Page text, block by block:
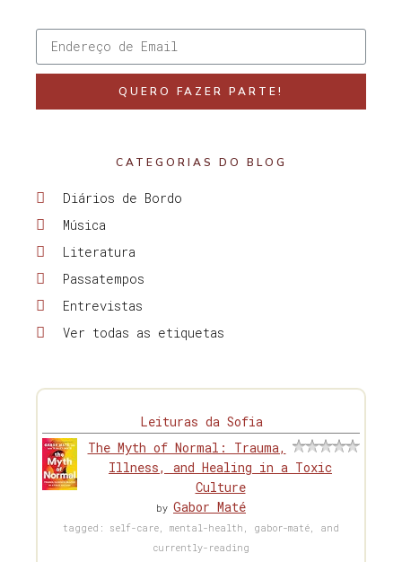
QUERO FAZER PARTE!
CATEGORIAS DO BLOG
Diários de Bordo
Música
Literatura
Passatempos
Entrevistas
Ver todas as etiquetas
Leituras da Sofia
The Myth of Normal: Trauma,
Illness, and Healing in a Toxic
Culture
by Gabor Maté
tagged: self-care, mental-health, gabor-maté, and
currently-reading